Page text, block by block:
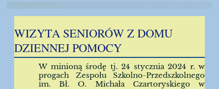
WIZYTA SENIORÓW Z DOMU
DZIENNEJ POMOCY
W minioną środę tj. 24 stycznia 2024 r. w
progach Zespołu Szkolno-Przedszkolnego
im. Bł. O. Michała Czartoryskiego w